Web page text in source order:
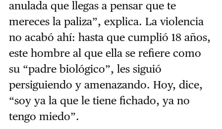
anulada que llegas a pensar que te
mereces la paliza”, explica. La violencia
no acabó ahí: hasta que cumplió 18 años,
este hombre al que ella se refiere como
su “padre biológico”, les siguió
persiguiendo y amenazando. Hoy, dice,
“soy ya la que le tiene fichado, ya no
tengo miedo”.